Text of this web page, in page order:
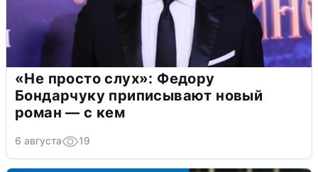
«Не просто слух»: Федору
Бондарчуку приписывают новый
роман — с кем
6 августа 19